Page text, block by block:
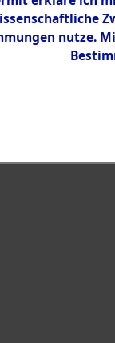
Kommentar
nutze.